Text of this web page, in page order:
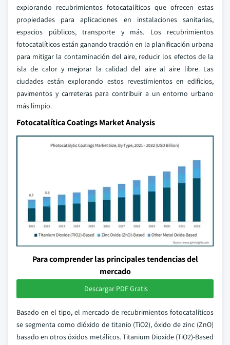
explorando recubrimientos fotocatalíticos que ofrecen estas
propiedades para aplicaciones en instalaciones sanitarias,
espacios públicos, transporte y más. Los recubrimientos
fotocatalíticos están ganando tracción en la planificación urbana
para mitigar la contaminación del aire, reducir los efectos de la
isla de calor y mejorar la calidad del aire al aire libre. Las
ciudades están explorando estos revestimientos en edificios,
pavimentos y carreteras para contribuir a un entorno urbano
más limpio.
Fotocatalítica Coatings Market Analysis
Para comprender las principales tendencias del
mercado
Descargar PDF Gratis
Basado en el tipo, el mercado de recubrimientos fotocatalíticos
se segmenta como dióxido de titanio (TiO2), óxido de zinc (ZnO)
basado en otros óxidos metálicos. Titanium Dioxide (TiO2)-Based